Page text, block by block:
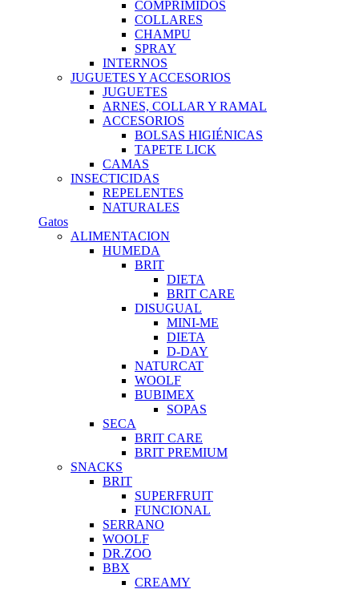
COMPRIMIDOS
COLLARES
CHAMPU
SPRAY
INTERNOS
JUGUETES Y ACCESORIOS
JUGUETES
ARNES, COLLAR Y RAMAL
ACCESORIOS
BOLSAS HIGIÉNICAS
TAPETE LICK
CAMAS
INSECTICIDAS
REPELENTES
NATURALES
Gatos
ALIMENTACION
HUMEDA
BRIT
DIETA
BRIT CARE
DISUGUAL
MINI-ME
DIETA
D-DAY
NATURCAT
WOOLF
BUBIMEX
SOPAS
SECA
BRIT CARE
BRIT PREMIUM
SNACKS
BRIT
SUPERFRUIT
FUNCIONAL
SERRANO
WOOLF
DR.ZOO
BBX
CREAMY